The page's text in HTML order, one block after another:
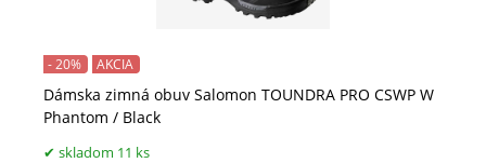
Dámska zimná obuv Salomon TOUNDRA PRO CSWP W
Phantom / Black
- 20% AKCIA
skladom 11 ks